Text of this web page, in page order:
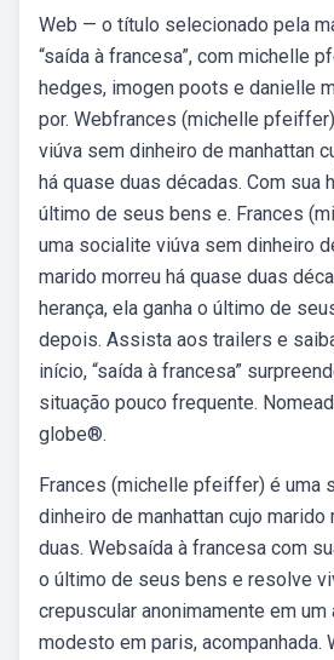
Web — o título selecionado pela
“saída à francesa”, com michelle
hedges, imogen poots e danielle
por. Webfrances (michelle
viúva sem dinheiro de manhattan
há quase duas décadas. Com sua
último de seus bens e. Frances
uma socialite viúva sem dinheiro
marido morreu há quase duas
herança, ela ganha o último de
depois. Assista aos trailers e
início, “saída à francesa”
situação pouco frequente.
globe®.
Frances (michelle pfeiffer) é uma
dinheiro de manhattan cujo marido
duas. Websaída à francesa com
o último de seus bens e resolve
crepuscular anonimamente em um
modesto em paris, acompanhada.